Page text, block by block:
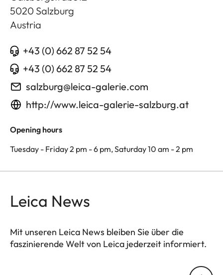
5020 Salzburg
Austria
+43 (0) 662 87 52 54
+43 (0) 662 87 52 54
salzburg@leica-galerie.com
http://www.leica-galerie-salzburg.at
Opening hours
Tuesday - Friday 2 pm - 6 pm, Saturday 10 am - 2 pm
Leica News
Mit unseren Leica News bleiben Sie über die
faszinierende Welt von Leica jederzeit informiert.